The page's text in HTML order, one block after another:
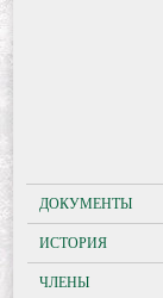
ДОКУМЕНТЫ
ИСТОРИЯ
ЧЛЕНЫ